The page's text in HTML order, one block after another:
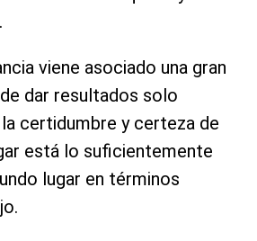
viene asociado una gran
dar resultados solo
certidumbre y certeza de
está lo suficientemente
lugar en términos